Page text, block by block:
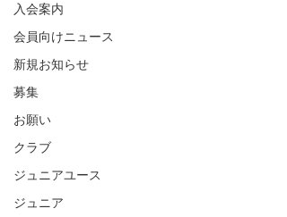
入会案内
会員向けニュース
新規お知らせ
募集
お願い
クラブ
ジュニアユース
ジュニア